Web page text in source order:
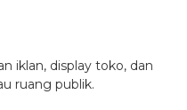
iklan, display toko, dan
ruang publik.